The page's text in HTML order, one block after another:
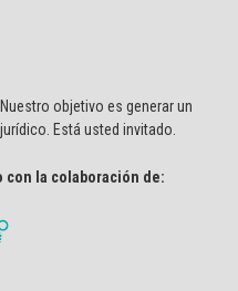
. Nuestro objetivo es generar un
Está usted invitado.
con la colaboración de: